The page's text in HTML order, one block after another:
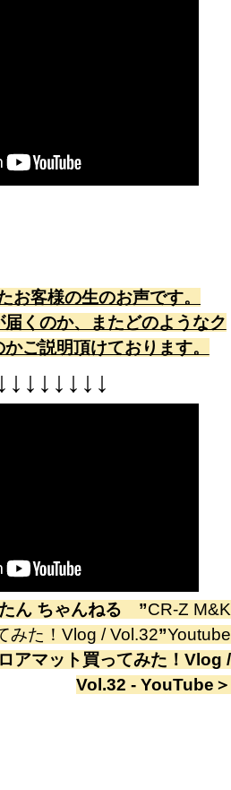
お客様の生のお声です。
くのか、またどのようなク
ご説明頂けております。
↓ ↓ ↓ ↓ ↓ ↓ ↓
ん ちゃんねる ”CR-Z M&K
みた！Vlog / Vol.32”Youtube
アマット買ってみた！Vlog /
Vol.32 - YouTube ＞